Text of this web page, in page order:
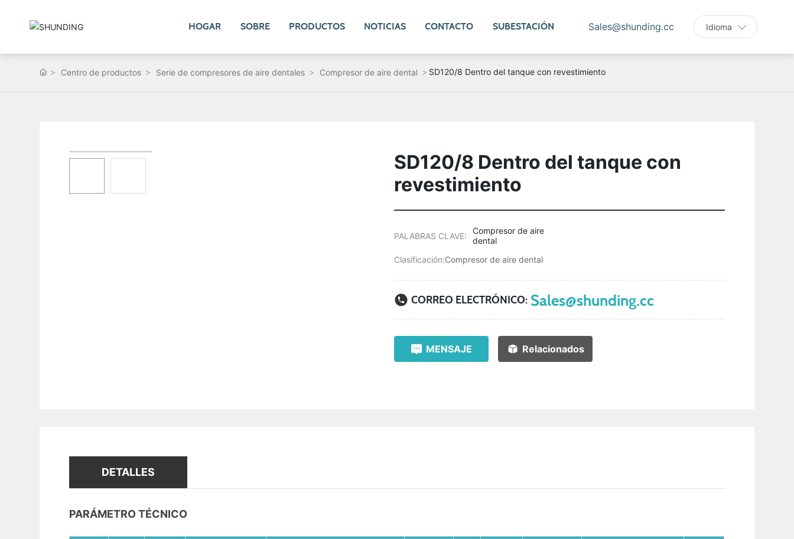
HOGAR SOBRE PRODUCTOS NOTICIAS CONTACTO SUBESTACIÓN Sales@shunding.cc Idioma
Centro de productos Serie de compresores de aire dentales Compresor de aire dental SD120/8 Dentro del tanque con revestimiento
SD120/8 Dentro del tanque con
revestimiento
PALABRAS CLAVE:
Compresor de aire
dental
Clasificación:Compresor de aire dental
CORREO ELECTRÓNICO: Sales@shunding.cc
MENSAJE Relacionados
DETALLES
PARÁMETRO TÉCNICO